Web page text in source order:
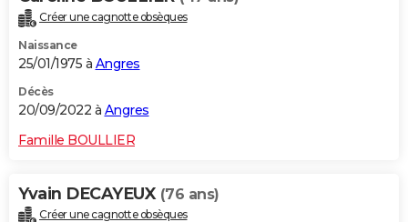
Créer une cagnotte obsèques
Naissance
25/01/1975 à Angres
Décès
20/09/2022 à Angres
Famille BOULLIER
Yvain DECAYEUX (76 ans)
Créer une cagnotte obsèques